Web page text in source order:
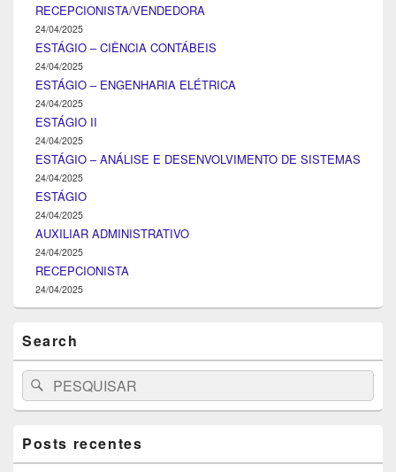
RECEPCIONISTA/VENDEDORA
24/04/2025
ESTÁGIO – CIÊNCIA CONTÁBEIS
24/04/2025
ESTÁGIO – ENGENHARIA ELÉTRICA
24/04/2025
ESTÁGIO II
24/04/2025
ESTÁGIO – ANÁLISE E DESENVOLVIMENTO DE SISTEMAS
24/04/2025
ESTÁGIO
24/04/2025
AUXILIAR ADMINISTRATIVO
24/04/2025
RECEPCIONISTA
24/04/2025
Search
Search
for:
Pesquisar
Posts recentes